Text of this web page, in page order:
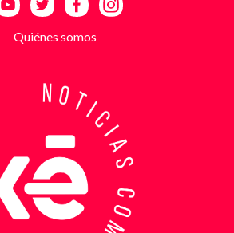
de pago” de cada víctima. A
se extendió por varios sectores
más de 200 cámaras de
y privadas, además de analizar
de grabaciones, con el objetivo
movimientos de los sospechosos
de comportamiento. Ese
identificar no solo el punto y
entrega del dinero, sino también la
de otras víctimas que habrían
bajo el mismo esquema de
Quiénes somos